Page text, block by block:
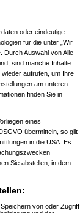
oder eindeutige
für die unter „Wir
Durch Auswahl von Alle
sind manche Inhalte
aufrufen, um Ihre
am unteren
finden Sie in
eines
übermitteln, so gilt
in die USA. Es
Sie abstellen, in dem
von oder Zugriff